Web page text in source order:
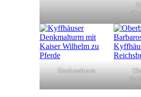
Denkmalturm